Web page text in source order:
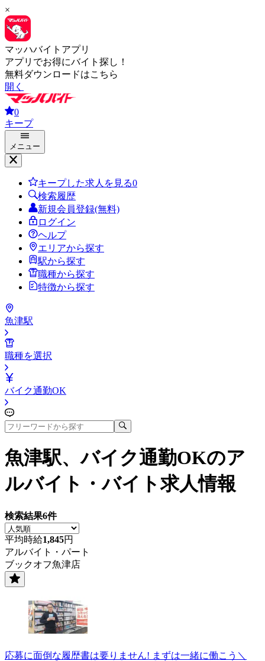
×
マッハバイトアプリ
アプリでお得にバイト探し！
無料ダウンロードはこちら
開く
0
キープ
メニュー
キープした求人を見る0
検索履歴
新規会員登録(無料)
ログイン
ヘルプ
エリアから探す
駅から探す
職種から探す
特徴から探す
魚津駅
職種を選択
バイク通勤OK
魚津駅、バイク通勤OKのア
ルバイト・バイト求人情報
検索結果6件
平均時給1,845円
アルバイト・パート
ブックオフ魚津店
応募に面倒な履歴書は要りません! まずは一緒に働こう＼